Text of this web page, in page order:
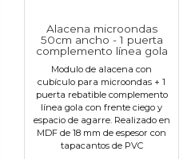
Alacena microondas
50cm ancho - 1 puerta
complemento línea gola
Modulo de alacena con
cubículo para microondas + 1
puerta rebatible complemento
línea gola con frente ciego y
espacio de agarre. Realizado en
MDF de 18 mm de espesor con
tapacantos de PVC